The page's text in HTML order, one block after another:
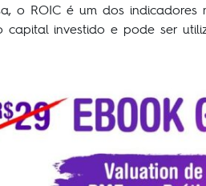
ROIC é um dos indicadores
investido e pode ser